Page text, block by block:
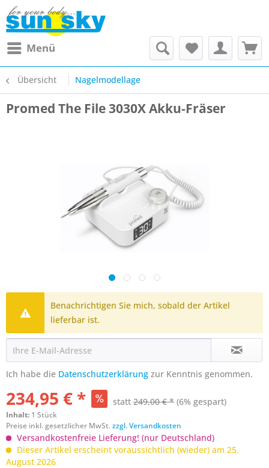
Menü
Übersicht Nagelmodellage
Promed The File 3030X Akku-Fräser
Benachrichtigen Sie mich, sobald der Artikel
lieferbar ist.
Ich habe die Datenschutzerklärung zur Kenntnis genommen.
234,95 € * statt 249,00 € * (6% gespart)
Inhalt: 1 Stück
Preise inkl. gesetzlicher MwSt.zzgl. Versandkosten
Versandkostenfreie Lieferung! (nur Deutschland)
Dieser Artikel erscheint voraussichtlich (wieder) am 25.
August 2026